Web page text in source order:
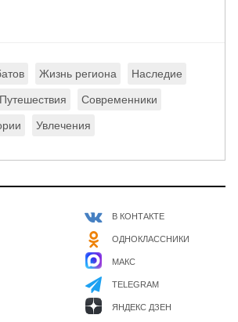
Жизнь региона Наследие
Путешествия Современники
Увлечения
В КОНТАКТЕ
ОДНОКЛАССНИКИ
МАКС
TELEGRAM
ЯНДЕКС ДЗЕН